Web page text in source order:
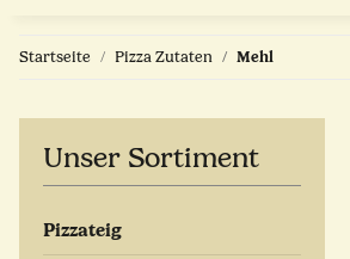
Startseite Pizza Zutaten Mehl
Unser Sortiment
Pizzateig